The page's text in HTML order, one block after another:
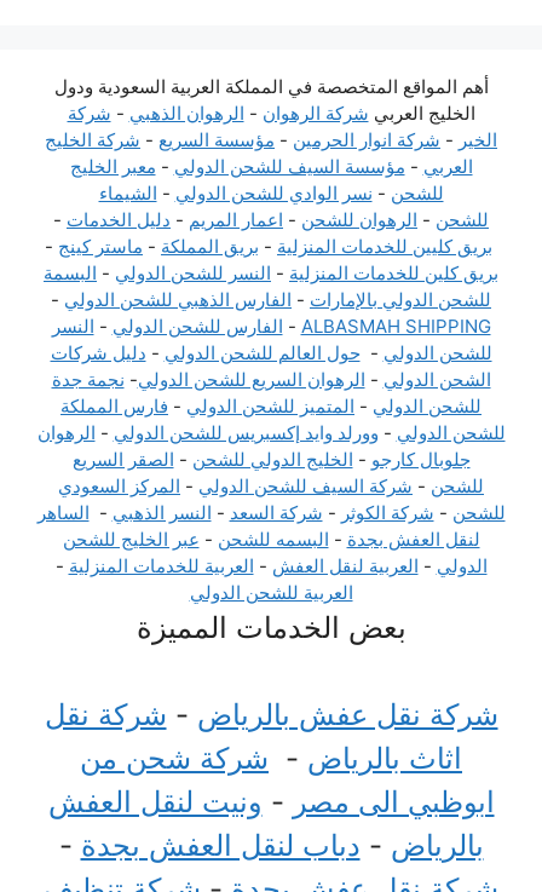
أهم المواقع المتخصصة في المملكة العربية السعودية ودول
الخليج العربي شركة الرهوان - الرهوان الذهبي - شركة
الخير - شركة انوار الحرمين - مؤسسة السريع - شركة الخليج
العربي - مؤسسة السيف للشحن الدولي - معبر الخليج
للشحن - نسر الوادي للشحن الدولي - الشيماء
للشحن - الرهوان للشحن - اعمار المريم - دليل الخدمات -
بريق كليين للخدمات المنزلية - بريق المملكة - ماستر كينج -
بريق كلين للخدمات المنزلية - النسر للشحن الدولي - البسمة
للشحن الدولي بالإمارات - الفارس الذهبي للشحن الدولي -
ALBASMAH SHIPPING
- الفارس للشحن الدولي - النسر
للشحن الدولي -حول العالم للشحن الدولي - دليل شركات
الشحن الدولي - الرهوان السريع للشحن الدولي- نجمة جدة
للشحن الدولي - المتميز للشحن الدولي - فارس المملكة
للشحن الدولي - وورلد وايد إكسبريس للشحن الدولي - الرهوان
جلوبال كارجو - الخليج الدولي للشحن - الصقر السريع
للشحن - شركة السيف للشحن الدولي - المركز السعودي
للشحن - شركة الكوثر - شركة السعد - النسر الذهبي - الساهر
لنقل العفش بجدة - البسمه للشحن - عبر الخليج للشحن
الدولي - العربية لنقل العفش - العربية للخدمات المنزلية -
العربية للشحن الدولي
بعض الخدمات المميزة
شركة نقل عفش بالرياض - شركة نقل
اثاث بالرياض - شركة شحن من
ابوظبي الى مصر - ونيت لنقل العفش
بالرياض - دباب لنقل العفش بجدة -